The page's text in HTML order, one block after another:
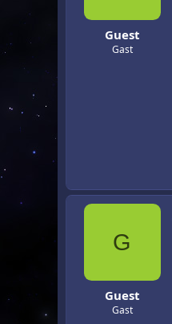
Guest
Gast
G
Guest
Gast